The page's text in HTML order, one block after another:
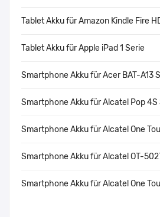
Tablet Akku für Amazon Kindle Fire
Tablet Akku für Apple iPad 1 Serie
Smartphone Akku für Acer BAT-A13
Smartphone Akku für Alcatel Pop 4S
Smartphone Akku für Alcatel One
Smartphone Akku für Alcatel OT-
Smartphone Akku für Alcatel One